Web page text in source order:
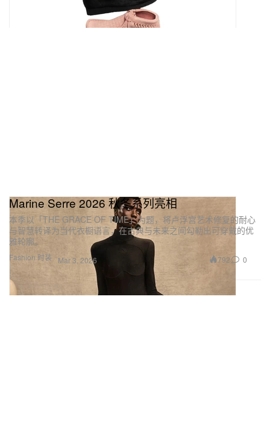
Fashion 时装
Marine Serre 2026 秋冬系列亮相
本季以「THE GRACE OF TIME」为题，将卢浮宫艺术修复的耐心
与智慧转译为当代衣橱语言，在古典与未来之间勾勒出可穿戴的优
雅轮廓。
Mar 3, 2026 792 0